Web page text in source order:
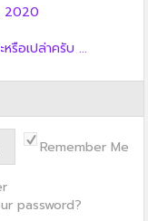
2020
รือเปล่าครับ ...
Remember Me
password?